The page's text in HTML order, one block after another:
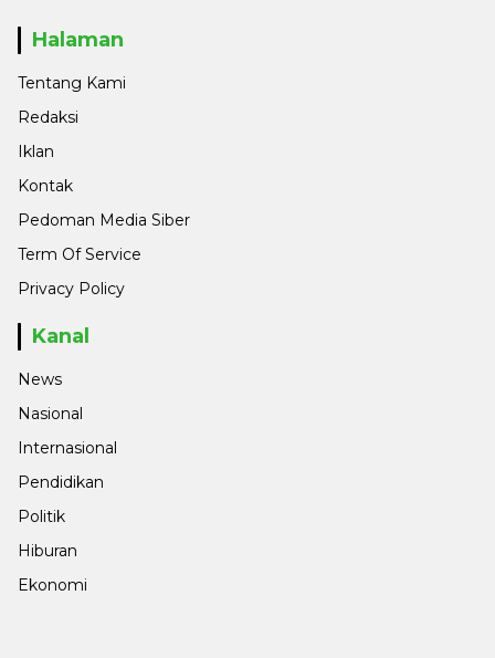
Halaman
Tentang Kami
Redaksi
Iklan
Kontak
Pedoman Media Siber
Term Of Service
Privacy Policy
Kanal
News
Nasional
Internasional
Pendidikan
Politik
Hiburan
Ekonomi